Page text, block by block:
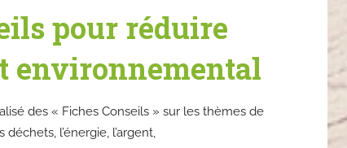
pour réduire
environnemental
des « Fiches Conseils » sur les thèmes de
déchets, l’énergie, l’argent,